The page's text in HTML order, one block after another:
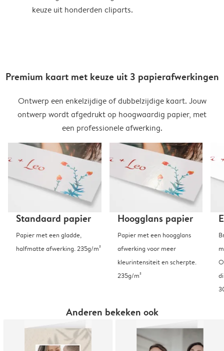
keuze uit honderden cliparts.
Premium kaart met keuze uit 3 papierafwerkingen
Ontwerp een enkelzijdige of dubbelzijdige kaart. Jouw
ontwerp wordt afgedrukt op hoogwaardig papier, met
een professionele afwerking.
Standaard papier
Papier met een gladde,
halfmatte afwerking. 235g/m²
Hoogglans papier
Papier met een hoogglans
afwerking voor meer
kleurintensiteit en scherpte.
235g/m²
Anderen bekeken ook